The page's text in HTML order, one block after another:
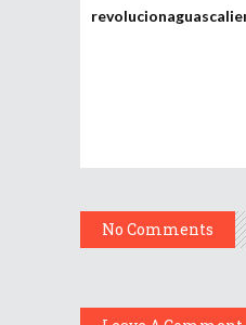
No Comments